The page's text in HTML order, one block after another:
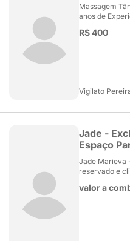
Massagem
anos de
R$ 400
Vigilato
Jade -
Espaço
Jade Marieva
reservado e
valor a